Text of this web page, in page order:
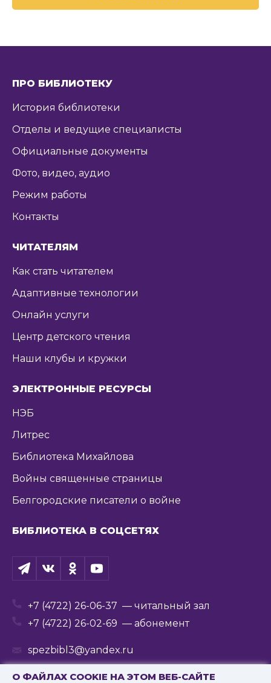
О ФАЙЛАХ COOKIE НА ЭТОМ ВЕБ-САЙТЕ
ПРО БИБЛИОТЕКУ
История библиотеки
Отделы и ведущие специалисты
Официальные документы
Фото, видео, аудио
Режим работы
Контакты
ЧИТАТЕЛЯМ
Как стать читателем
Адаптивные технологии
Онлайн услуги
Центр детского чтения
Наши клубы и кружки
ЭЛЕКТРОННЫЕ РЕСУРСЫ
НЭБ
Литрес
Библиотека Михайлова
Войны священные страницы
Белгородские писатели о войне
БИБЛИОТЕКА В СОЦСЕТЯХ
+7 (4722) 26-06-37 — читальный зал
+7 (4722) 26-02-69 — абонемент
spezbibl3@yandex.ru